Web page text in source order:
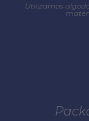
Utilizamos